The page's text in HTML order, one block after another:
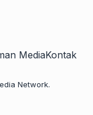
MediaKontak
Network.